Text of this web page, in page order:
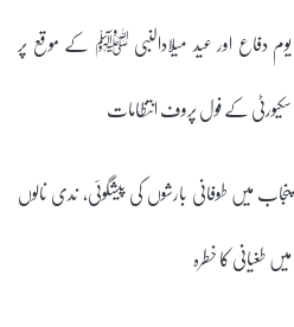
یوم دفاع اور عید میلادالنبی ﷺ کے موقع پر
سکیورٹی کے فول پروف انتظامات
پنجاب میں طوفانی بارشوں کی پیشگوئی، ندی نالوں
میں طغیانی کا خطرہ